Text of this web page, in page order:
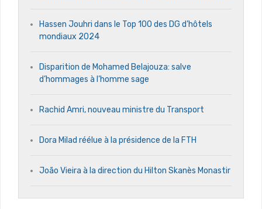
Hassen Jouhri dans le Top 100 des DG d’hôtels
mondiaux 2024
Disparition de Mohamed Belajouza: salve
d’hommages à l’homme sage
Rachid Amri, nouveau ministre du Transport
Dora Milad réélue à la présidence de la FTH
João Vieira à la direction du Hilton Skanès Monastir